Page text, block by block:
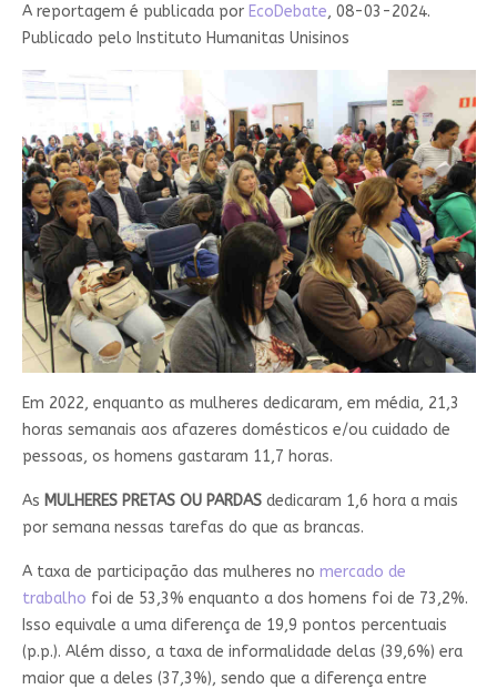
A reportagem é publicada por EcoDebate, 08-03-2024.
Publicado pelo Instituto Humanitas Unisinos
Em 2022, enquanto as mulheres dedicaram, em média, 21,3
horas semanais aos afazeres domésticos e/ou cuidado de
pessoas, os homens gastaram 11,7 horas.
As MULHERES PRETAS OU PARDASdedicaram 1,6 hora a mais
por semana nessas tarefas do que as brancas.
A taxa de participação das mulheres no mercado de
trabalho foi de 53,3% enquanto a dos homens foi de 73,2%.
Isso equivale a uma diferença de 19,9 pontos percentuais
(p.p.). Além disso, a taxa de informalidade delas (39,6%) era
maior que a deles (37,3%), sendo que a diferença entre